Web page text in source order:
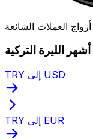
TRY إلى USD
TRY إلى EUR